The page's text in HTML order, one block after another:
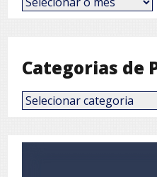
por
Categorias de
Categorias
de